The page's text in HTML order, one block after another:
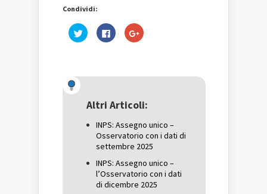
Condividi:
Fai
clic
una
nuova
Fai
clic
nuova
finestra)
Fai
clic
una
nuova
Altri Articoli:
INPS: Assegno unico –
Osservatorio con i dati di
settembre 2025
INPS: Assegno unico –
l’Osservatorio con i dati
di dicembre 2025